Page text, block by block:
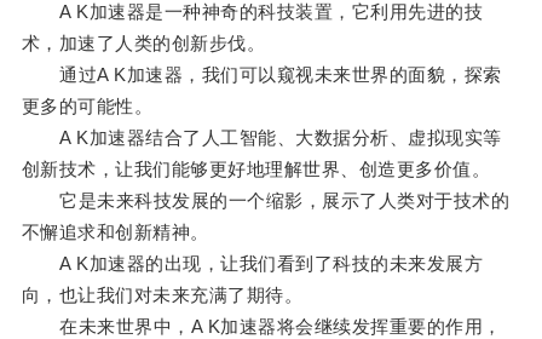
A K加速器是一种神奇的科技装置，它利用先进的技
术，加速了人类的创新步伐。
通过A K加速器，我们可以窥视未来世界的面貌，探索
更多的可能性。
A K加速器结合了人工智能、大数据分析、虚拟现实等
创新技术，让我们能够更好地理解世界、创造更多价值。
它是未来科技发展的一个缩影，展示了人类对于技术的
不懈追求和创新精神。
A K加速器的出现，让我们看到了科技的未来发展方
向，也让我们对未来充满了期待。
在未来世界中，A K加速器将会继续发挥重要的作用，